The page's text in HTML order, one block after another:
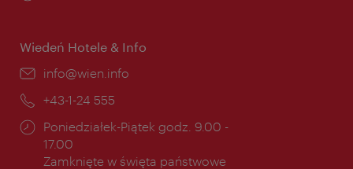
Wiedeń Hotele & Info
E-
info@wien.info
Telefon:
+43-1-24 555
Godziny
otwarcia:
Poniedziałek-Piątek godz. 9.00 -
17.00
Zamknięte w święta państwowe